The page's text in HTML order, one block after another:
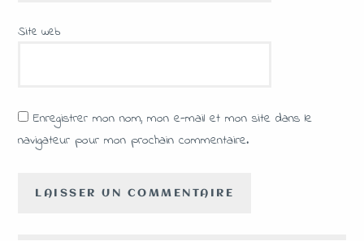
Site web
Enregistrer mon nom, mon e-mail et mon site dans le
navigateur pour mon prochain commentaire.